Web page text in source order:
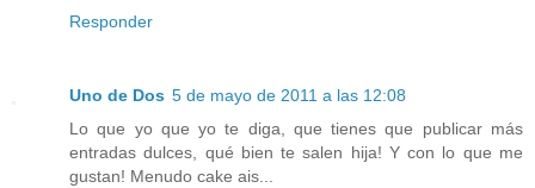
Responder
Uno de Dos 5 de mayo de 2011 a las 12:08
Lo que yo que yo te diga, que tienes que publicar más
entradas dulces, qué bien te salen hija! Y con lo que me
gustan! Menudo cake ais...